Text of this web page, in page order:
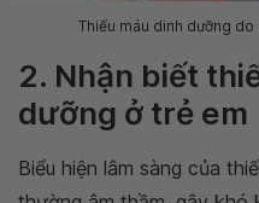
Thiếu máu dinh dưỡng
2. Nhận biết
dưỡng ở trẻ em
Biểu hiện lâm sàng của